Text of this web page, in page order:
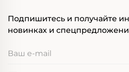
Подпишитесь и получайте
новинках и